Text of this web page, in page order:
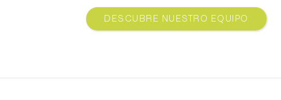
DESCUBRE NUESTRO EQUIPO